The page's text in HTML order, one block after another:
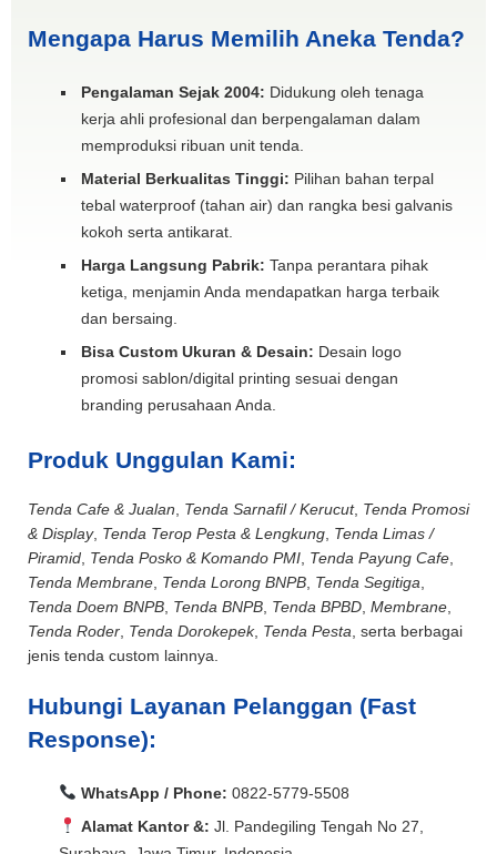
Mengapa Harus Memilih Aneka Tenda?
Pengalaman Sejak 2004: Didukung oleh tenaga
kerja ahli profesional dan berpengalaman dalam
memproduksi ribuan unit tenda.
Material Berkualitas Tinggi: Pilihan bahan terpal
tebal waterproof (tahan air) dan rangka besi galvanis
kokoh serta antikarat.
Harga Langsung Pabrik: Tanpa perantara pihak
ketiga, menjamin Anda mendapatkan harga terbaik
dan bersaing.
Bisa Custom Ukuran & Desain: Desain logo
promosi sablon/digital printing sesuai dengan
branding perusahaan Anda.
Produk Unggulan Kami:
Tenda Cafe & Jualan Tenda Sarnafil / Kerucut, Tenda Promosi
& Display, Tenda Terop Pesta & Lengkung Tenda Limas /
Piramid Tenda Posko & Komando PMI Tenda Payung Cafe
Tenda Membrane Tenda Lorong BNPB Tenda Segitiga
Tenda Doem BNPB Tenda BNPB Tenda BPBD Membrane
Tenda Roder Tenda Dorokepek, Tenda Pesta , serta berbagai
jenis tenda custom lainnya.
Hubungi Layanan Pelanggan (Fast
Response):
WhatsApp / Phone: 0822-5779-5508
Alamat Kantor &: Jl. Pandegiling Tengah No 27,